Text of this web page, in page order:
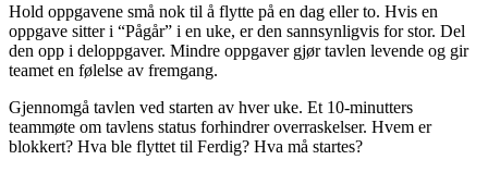
Hold oppgavene små nok til å flytte på en dag eller to. Hvis en
oppgave sitter i “Pågår” i en uke, er den sannsynligvis for stor. Del
den opp i deloppgaver. Mindre oppgaver gjør tavlen levende og gir
teamet en følelse av fremgang.
Gjennomgå tavlen ved starten av hver uke. Et 10-minutters
teammøte om tavlens status forhindrer overraskelser. Hvem er
blokkert? Hva ble flyttet til Ferdig? Hva må startes?